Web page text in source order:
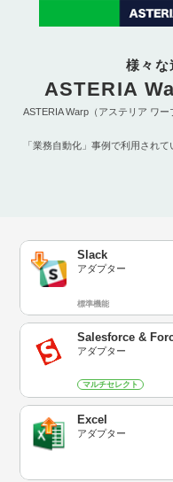
様々な
ASTERIA
ASTERIA Warp（アステリア ワ
「業務自動化」事例で利用され
Slack
アダプター
標準機能
Salesforce &
アダプター
マルチセレクト
Excel
アダプター